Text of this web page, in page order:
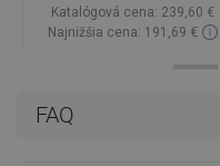
FAQ
Katalógová cena: 239,60 €
Najnižšia cena: 191,69 €